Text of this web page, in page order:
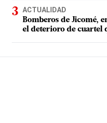
ACTUALIDAD
Bomberos de Jicomé,
el deterioro de cuartel